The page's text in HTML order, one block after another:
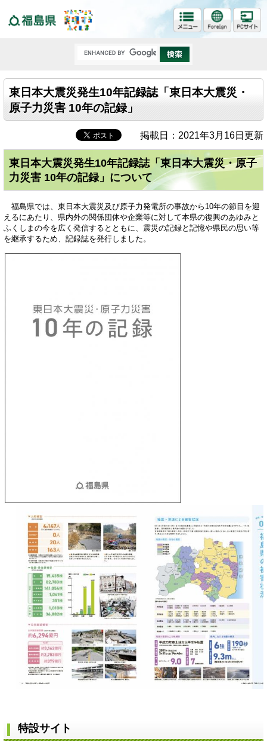
東日本大震災発生10年記録誌「東日本大震災・
原子力災害 10年の記録」
掲載日：2021年3月16日更新
東日本大震災発生10年記録誌「東日本大震災・原子
力災害 10年の記録」について
福島県では、東日本大震災及び原子力発電所の事故から10年の節目を迎
えるにあたり、県内外の関係団体や企業等に対して本県の復興のあゆみと
ふくしまの今を広く発信するとともに、震災の記録と記憶や県民の思い等
を継承するため、記録誌を発行しました。
特設サイト